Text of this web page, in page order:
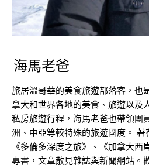
海馬老爸
旅居溫哥華的美食旅遊部落客，也
拿大和世界各地的美食、旅遊以及
私房旅遊行程，海馬老爸也帶領團
洲、中亞等較特殊的旅遊國度。 著
《多倫多深度之旅》、《加拿大
專書，文章散見雜誌與新聞網站